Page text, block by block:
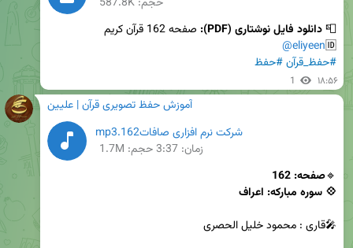
📮 دانلود فایل نوشتاری (PDF):
🆔
@eliyeen
#حفظ_قرآن#حفظ
1 ۱۸:۵۶
آموزش حفظ تصویری قرآن | علیین
شرکت نرم افزاری صافات162.mp3
زمان: 3:37 حجم: 1.7M
🔹
💠 سوره مبارکه: اعراف